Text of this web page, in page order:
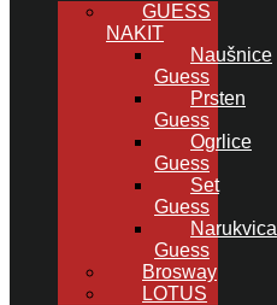
GUESS
NAKIT
Naušnice
Guess
Prsten
Guess
Ogrlice
Guess
Set
Guess
Narukvica
Guess
Brosway
LOTUS